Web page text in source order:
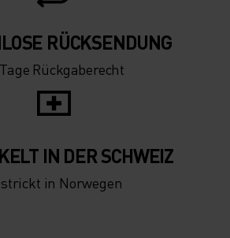
RÜCKSENDUNG
Rückgaberecht
IN DER SCHWEIZ
in Norwegen